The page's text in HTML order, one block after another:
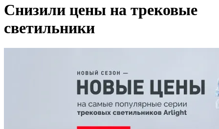
Снизили цены на трековые
светильники